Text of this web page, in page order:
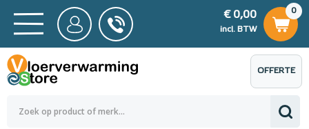
BTW
0,00
0
€ 0,00
incl. BTW
€ 0,00
OFFERTE
AANVRAGEN